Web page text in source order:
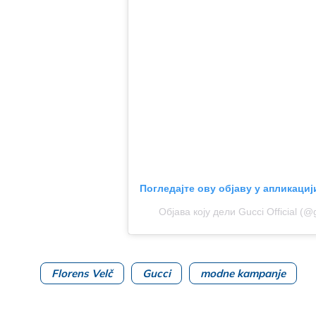
Погледајте ову објаву у
Објава коју дели Gucci Official
Florens Velč Gucci modne kampanje